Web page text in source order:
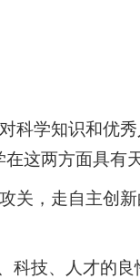
学知识和优
这两方面具有
，走自主创
科技、人才的